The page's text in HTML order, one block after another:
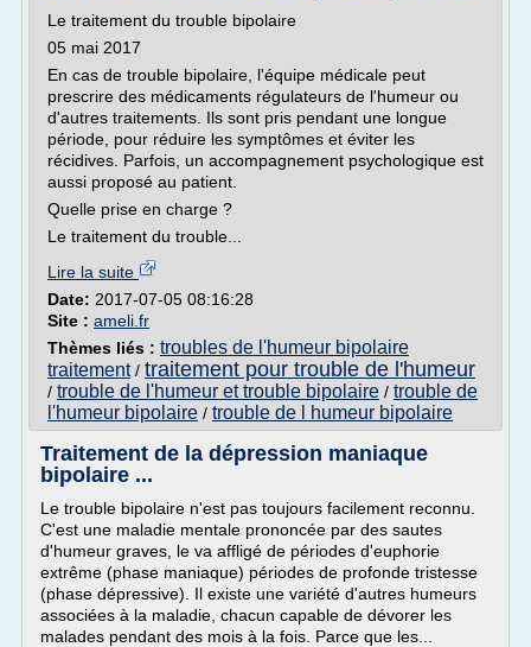
Le traitement du trouble bipolaire
05 mai 2017
En cas de trouble bipolaire, l'équipe médicale peut
prescrire des médicaments régulateurs de l'humeur ou
d'autres traitements. Ils sont pris pendant une longue
période, pour réduire les symptômes et éviter les
récidives. Parfois, un accompagnement psychologique est
aussi proposé au patient.
Quelle prise en charge ?
Le traitement du trouble...
Lire la suite
Date: 2017-07-05 08:16:28
Site : ameli.fr
Thèmes liés : troubles de l'humeur bipolaire
traitement/ traitement pour trouble de l'humeur
/ trouble de l'humeur et trouble bipolaire / trouble de
l'humeur bipolaire / trouble de l humeur bipolaire
Traitement de la dépression maniaque
bipolaire ...
Le trouble bipolaire n'est pas toujours facilement reconnu.
C'est une maladie mentale prononcée par des sautes
d'humeur graves, le va affligé de périodes d'euphorie
extrême (phase maniaque) périodes de profonde tristesse
(phase dépressive). Il existe une variété d'autres humeurs
associées à la maladie, chacun capable de dévorer les
malades pendant des mois à la fois. Parce que les...